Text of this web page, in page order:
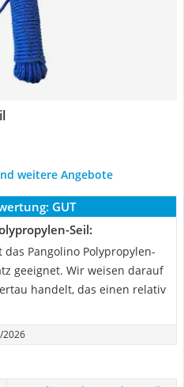
weitere Angebote
GUT
Seil:
Pangolino Polypropylen-
geeignet. Wir weisen darauf
handelt, das einen relativ
2026